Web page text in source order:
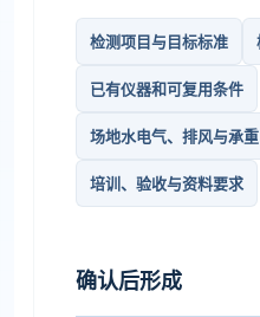
检测项目与目标标准
已有仪器和可复用条件
场地水电气、排风与承重
培训、验收与资料要求
确认后形成